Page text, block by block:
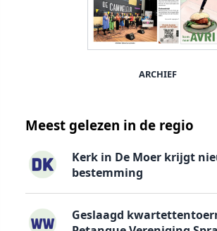
ARCHIEF
Meest gelezen in de regio
Kerk in De Moer krijgt
bestemming
Geslaagd